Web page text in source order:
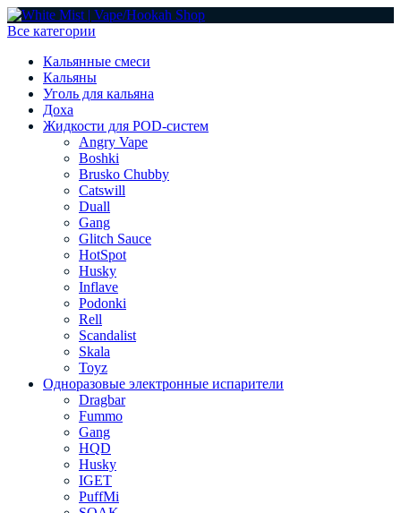
Все категории
Кальянные смеси
Кальяны
Уголь для кальяна
Доха
Жидкости для POD-систем
Angry Vape
Boshki
Brusko Chubby
Catswill
Duall
Gang
Glitch Sauce
HotSpot
Husky
Inflave
Podonki
Rell
Scandalist
Skala
Toyz
Одноразовые электронные испарители
Dragbar
Fummo
Gang
HQD
Husky
IGET
PuffMi